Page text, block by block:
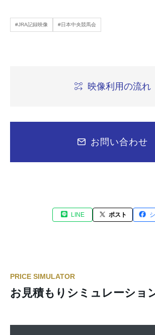
#JRA記録映像 #日本中央競馬会
映像利用の流れ
お問い合わせ
LINE ポスト
PRICE SIMULATOR
お見積もりシミュレーショ